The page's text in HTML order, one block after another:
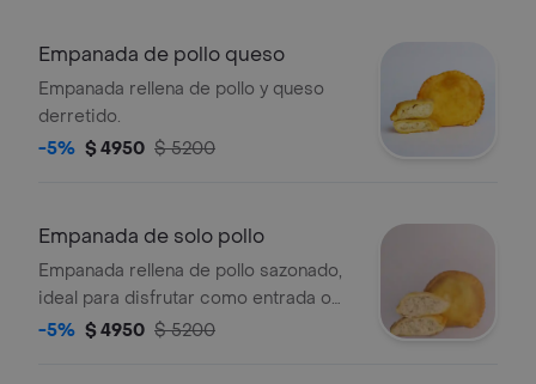
Empanada de pollo queso
Empanada rellena de pollo y queso
derretido.
-5% $ 4950 $ 5200
Empanada de solo pollo
Empanada rellena de pollo sazonado,
ideal para disfrutar como entrada o
snack.
-5% $ 4950 $ 5200